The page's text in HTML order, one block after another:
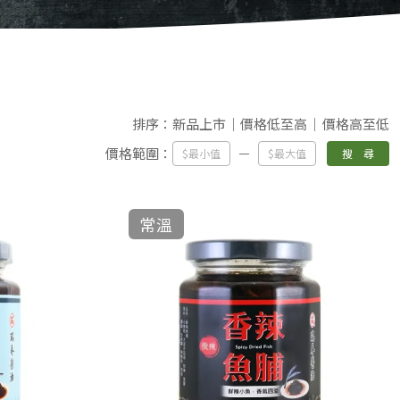
排序： 新品上市 價格低至高
價格高至低
價格範圍：
搜 尋
常溫